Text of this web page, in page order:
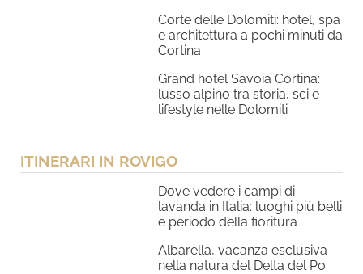
Corte delle Dolomiti: hotel, spa
e architettura a pochi minuti da
Cortina
Grand hotel Savoia Cortina:
lusso alpino tra storia, sci e
lifestyle nelle Dolomiti
ITINERARI IN ROVIGO
Dove vedere i campi di
lavanda in Italia: luoghi più belli
e periodo della fioritura
Albarella, vacanza esclusiva
nella natura del Delta del Po